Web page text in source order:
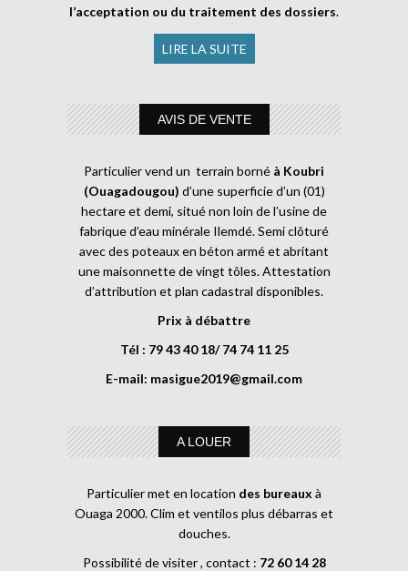
l’acceptation ou du traitement des dossiers.
LIRE LA SUITE
AVIS DE VENTE
Particulier vend un terrain borné à Koubri
(Ouagadougou) d’une superficie d’un (01)
hectare et demi, situé non loin de l’usine de
fabrique d’eau minérale Ilemdé. Semi clôturé
avec des poteaux en béton armé et abritant
une maisonnette de vingt tôles. Attestation
d’attribution et plan cadastral disponibles.
Prix à débattre
Tél : 79 43 40 18/ 74 74 11 25
E-mail: masigue2019@gmail.com
A LOUER
Particulier met en location des bureaux à
Ouaga 2000. Clim et ventilos plus débarras et
douches.
Possibilité de visiter , contact : 72 60 14 28